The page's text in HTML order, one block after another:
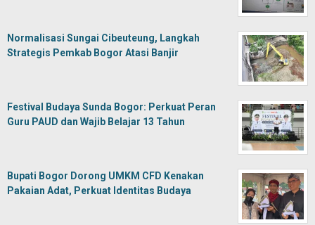
Normalisasi Sungai Cibeuteung, Langkah
Strategis Pemkab Bogor Atasi Banjir
Festival Budaya Sunda Bogor: Perkuat Peran
Guru PAUD dan Wajib Belajar 13 Tahun
Bupati Bogor Dorong UMKM CFD Kenakan
Pakaian Adat, Perkuat Identitas Budaya